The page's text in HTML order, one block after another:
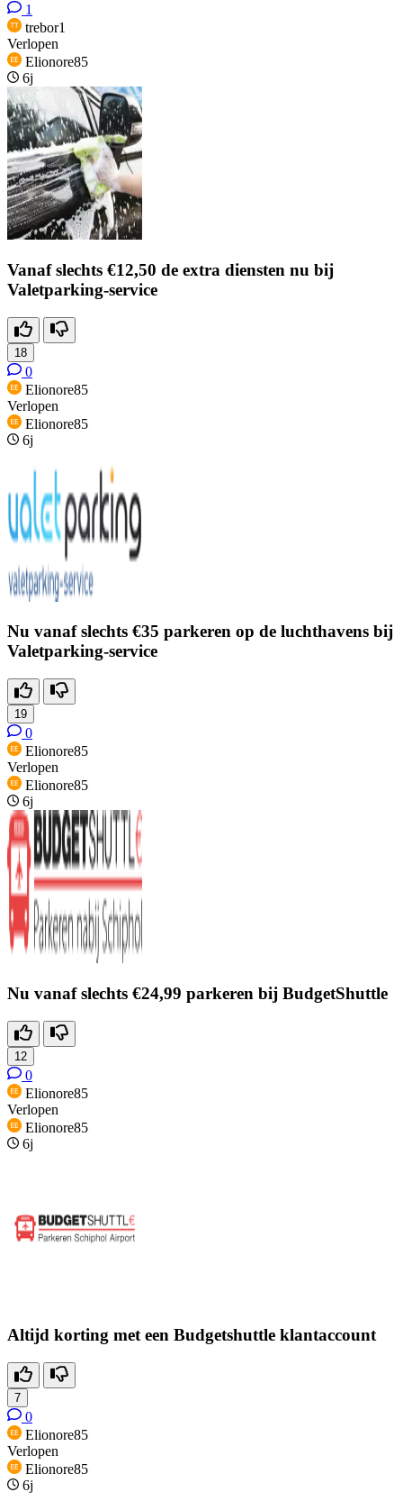
1
trebor1
Verlopen
Elionore85
6j
Vanaf slechts €12,50 de extra diensten nu bij
Valetparking-service
18
0
Elionore85
Verlopen
Elionore85
6j
Nu vanaf slechts €35 parkeren op de luchthavens bij
Valetparking-service
19
0
Elionore85
Verlopen
Elionore85
6j
Nu vanaf slechts €24,99 parkeren bij BudgetShuttle
12
0
Elionore85
Verlopen
Elionore85
6j
Altijd korting met een Budgetshuttle klantaccount
7
0
Elionore85
Verlopen
Elionore85
6j